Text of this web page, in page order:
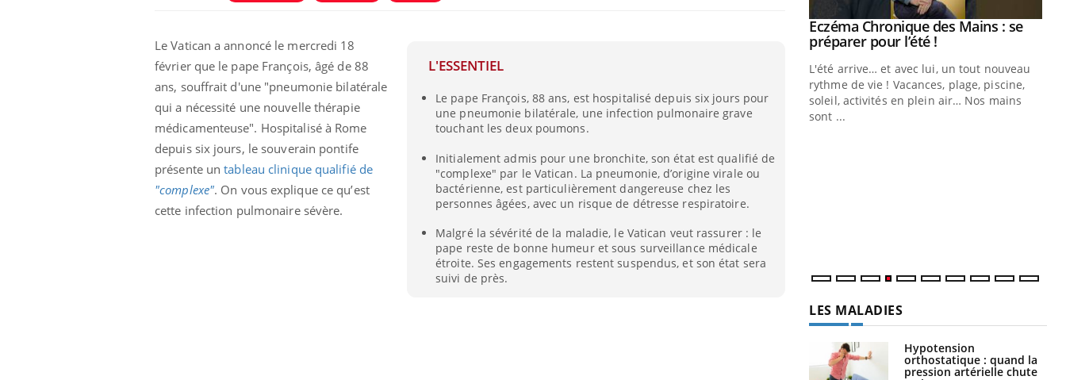
L'ESSENTIEL
Le pape François, 88 ans, est hospitalisé depuis six jours pour
une pneumonie bilatérale, une infection pulmonaire grave
touchant les deux poumons.
Initialement admis pour une bronchite, son état est qualifié de
"complexe" par le Vatican. La pneumonie, d’origine virale ou
bactérienne, est particulièrement dangereuse chez les
personnes âgées, avec un risque de détresse respiratoire.
Malgré la sévérité de la maladie, le Vatican veut rassurer : le
pape reste de bonne humeur et sous surveillance médicale
étroite. Ses engagements restent suspendus, et son état sera
suivi de près.
Le Vatican a annoncé le mercredi 18
février que le pape François, âgé de 88
ans, souffrait d'une "pneumonie bilatérale
qui a nécessité une nouvelle thérapie
médicamenteuse". Hospitalisé à Rome
depuis six jours, le souverain pontife
présente untableau clinique qualifié de
"complexe". On vous explique ce qu’est
cette infection pulmonaire sévère.
expliquer ma maladieYoutube
Il y a des sujets qui sont faciles à aborder...
d'autres non ! D'un côté, poser des
questions sur la maladie d'un proche c'est
prévenir
Fatigue, irritabilité, brouillard mental ou
même alopécie… Les symptômes de la
carence en fer sont multiples ce qui la rend
...
patients comme parfois chez les soignants.
Youtube
Eczéma Chronique des Mains : se
préparer pour l’été !Youtube
L'été arrive… et avec lui, un tout nouveau
rythme de vie ! Vacances, plage, piscine,
soleil, activités en plein air… Nos mains
sont ...
LES MALADIES
Hypotension
orthostatique : quand la
pression artérielle chute